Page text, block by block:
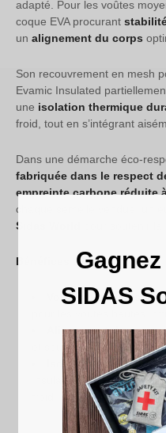
adapté. Pour les voûtes
coque EVA procurant
un alignement du corps
Son recouvrement en mesh
Evamic Insulated
une isolation thermique
froid, tout en s’intégrant
Dans une démarche éco-
fabriquée dans le respect
empreinte carbone réduite
chaque semelle vendue, un
Sidas World
pour soutenir
Bénéfices :
Voûtes plantaires
Alignement du corps
et soutien optimal du pied.
Isolation thermique :
Insulated pour une
SIDAS